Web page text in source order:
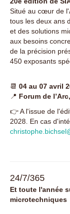
Situé au cœur de
tous les deux ans
et des solutions
aux besoins
de la précision
450 exposants
📆 04 au 07 avril
📍 Forum de
👉 A l'issue de
2028. En cas
24/7/365
Et toute l'année
microtechniques